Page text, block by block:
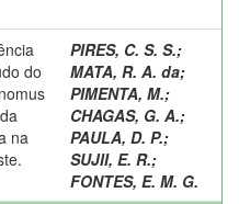
do
na
PIRES, C. S. S.;
MATA, R. A. da;
PIMENTA, M.;
CHAGAS, G. A.;
PAULA, D. P.;
SUJII, E. R.;
FONTES, E. M. G.